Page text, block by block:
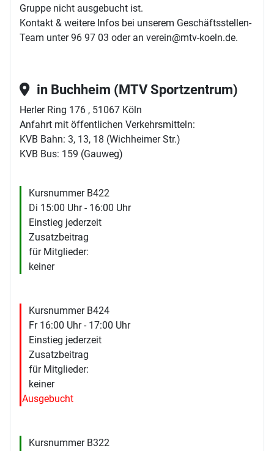
Gruppe nicht ausgebucht ist.
Kontakt & weitere Infos bei unserem Geschäftsstellen-
Team unter 96 97 03 oder an verein@mtv-koeln.de.
in Buchheim (MTV Sportzentrum)
Herler Ring 176 , 51067 Köln
Anfahrt mit öffentlichen Verkehrsmitteln:
KVB Bahn: 3, 13, 18 (Wichheimer Str.)
KVB Bus: 159 (Gauweg)
Kursnummer B422
Di 15:00 Uhr - 16:00 Uhr
Einstieg jederzeit
Zusatzbeitrag
für Mitglieder:
keiner
Kursnummer B424
Fr 16:00 Uhr - 17:00 Uhr
Einstieg jederzeit
Zusatzbeitrag
für Mitglieder:
keiner
Ausgebucht
Kursnummer B322